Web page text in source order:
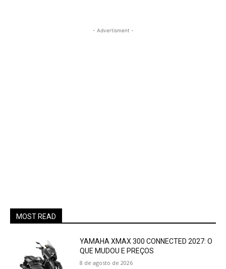
- Advertisment -
MOST READ
YAMAHA XMAX 300 CONNECTED 2027: O
QUE MUDOU E PREÇOS
8 de agosto de 2026